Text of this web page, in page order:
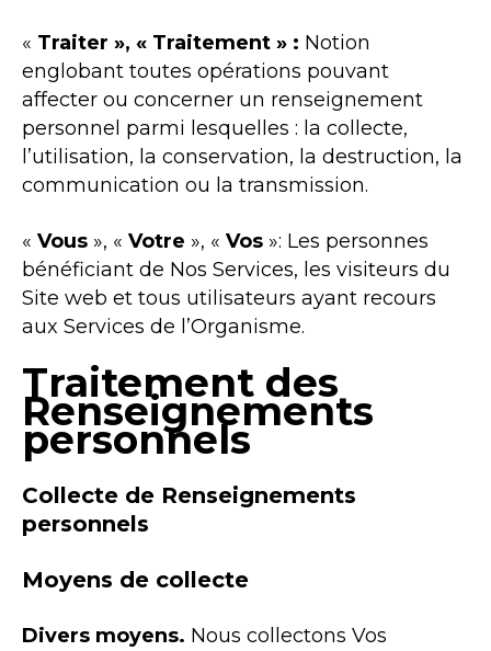
« Traiter », « Traitement » : Notion
englobant toutes opérations pouvant
affecter ou concerner un renseignement
personnel parmi lesquelles : la collecte,
l’utilisation, la conservation, la destruction, la
communication ou la transmission.
« Vous », « Votre », « Vos »: Les personnes
bénéficiant de Nos Services, les visiteurs du
Site web et tous utilisateurs ayant recours
aux Services de l’Organisme.
Traitement des
Renseignements
personnels
Collecte de Renseignements
personnels
Moyens de collecte
Divers moyens. Nous collectons Vos